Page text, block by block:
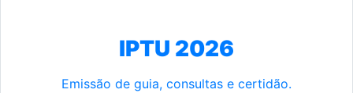
IPTU 2026
Emissão de guia, consultas e certidão.